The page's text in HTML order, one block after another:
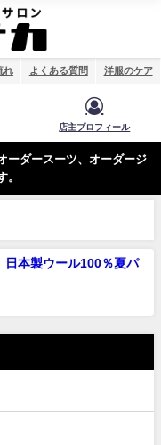
れ よくある質問 洋服のケア
店主プロフィール
ーダースーツ、オーダージ
。
本製ウール100％夏パ